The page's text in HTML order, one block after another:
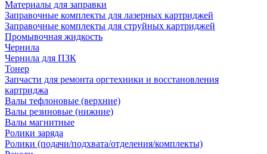
Материалы для заправки
Заправочные комплекты для лазерных картриджей
Заправочные комплекты для струйных картриджей
Промывочная жидкость
Чернила
Чернила для ПЗК
Тонер
Запчасти для ремонта оргтехники и восстановления
картриджа
Валы тефлоновые (верхние)
Валы резиновые (нижние)
Валы магнитные
Ролики заряда
Ролики (подачи/подхвата/отделения/комплекты)